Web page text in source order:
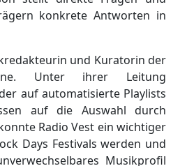
konkrete Antworten in
und Kuratorin der
Unter ihrer Leitung
auf automatisierte Playlists
auf die Auswahl durch
Radio Vest ein wichtiger
Days Festivals werden und
Musikprofil